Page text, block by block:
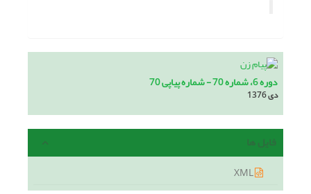
دوره 6، شماره 70 - شماره پیاپی 70
دی 1376
فایل ها